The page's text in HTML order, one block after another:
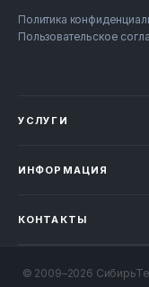
Политика
Пользовательское
УСЛУГИ
ИНФОРМАЦИЯ
Контакты
КОНТАКТЫ
+7 800
© 2009–2026